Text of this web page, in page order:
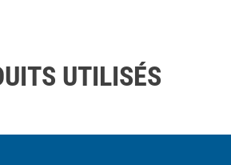
UTILISÉS